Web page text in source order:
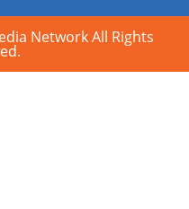
Network All Rights